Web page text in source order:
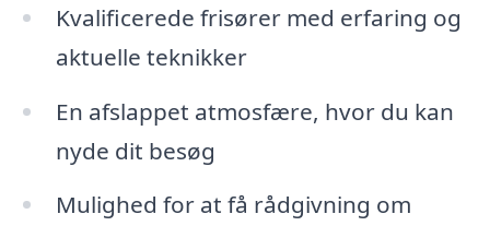
Kvalificerede frisører med erfaring og
aktuelle teknikker
En afslappet atmosfære, hvor du kan
nyde dit besøg
Mulighed for at få rådgivning om